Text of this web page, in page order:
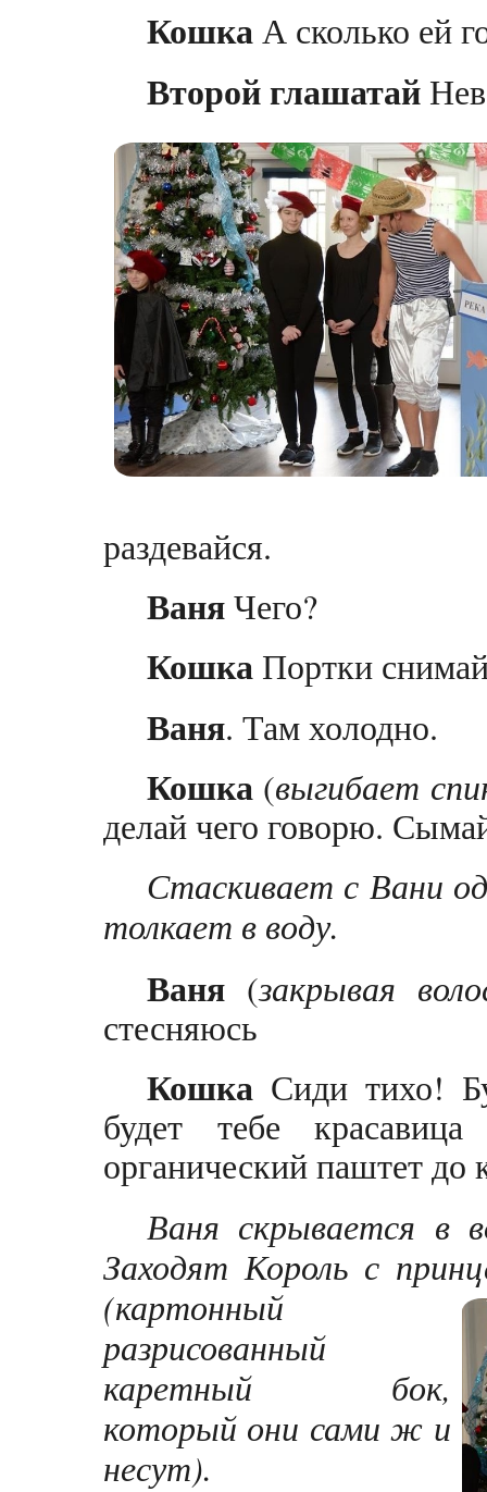
КошкаА сколько ей
Второй глашатай
раздевайся.
ВаняЧего?
Кошка Портки
Ваня. Там холодно.
Кошка (выгибает
делай чего говорю.
Стаскивает с Вани
толкает в воду.
Ваня (закрывая
стесняюсь
Кошка Сиди тихо!
будет тебе
органический паштет до
Ваня скрывается в
Заходят Король с
(картонный
разрисованный
каретный бок,
который они сами ж и
несут).